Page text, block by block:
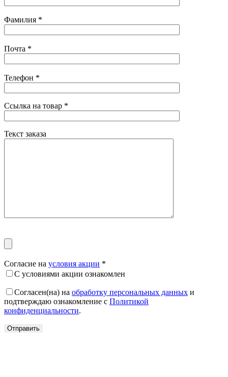
Фамилия *
Почта *
Телефон *
Ссылка на товар *
Текст заказа
Согласие на условия акции *
С условиями акции ознакомлен
Согласен(на) на обработку персональных данных и
подтверждаю ознакомление с Политикой
конфиденциальности.